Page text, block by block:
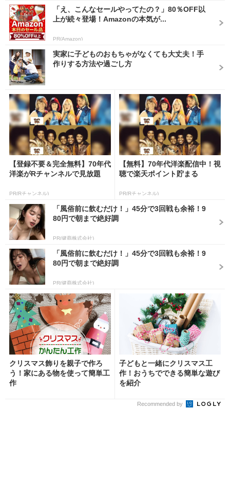
「え、こんなセールやってたの？」80％OFF以
上が続々登場！Amazonの本気が...
PR(Amazon)
実家に子どものおもちゃがなくても大丈夫！手
作りする方法や過ごし方
【登録不要＆完全無料】70年代
洋楽がRチャンネルで見放題
PR(Rチャンネル)
【無料】70年代洋楽配信中！視
聴で楽天ポイント貯まる
PR(Rチャンネル)
「風俗前に飲むだけ！」45分で3回戦も余裕！9
80円で朝まで絶好調
PR(健商株式会社)
「風俗前に飲むだけ！」45分で3回戦も余裕！9
80円で朝まで絶好調
PR(健商株式会社)
クリスマス飾りを親子で作ろ
う！家にある物を使って簡単工
作
子どもと一緒にクリスマス工
作！おうちでできる簡単な遊び
を紹介
Recommended by